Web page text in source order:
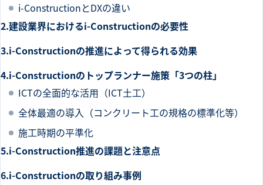
i-ConstructionとDXの違い
建設業界におけるi-Constructionの必要性
i-Constructionの推進によって得られる効果
i-Constructionのトップランナー施策「3つの柱」
ICTの全面的な活用（ICT土工）
全体最適の導入（コンクリート工の規格の標準化等）
施工時期の平準化
i-Construction推進の課題と注意点
i-Constructionの取り組み事例